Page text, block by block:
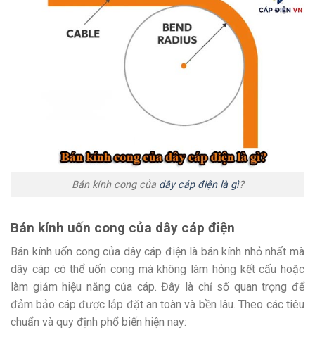
Bán kính cong của dây cáp điện là gì?
Bán kính uốn cong của dây cáp điện
Bán kính uốn cong của dây cáp điện là bán kính nhỏ nhất mà
dây cáp có thể uốn cong mà không làm hỏng kết cấu hoặc
làm giảm hiệu năng của cáp. Đây là chỉ số quan trọng để
đảm bảo cáp được lắp đặt an toàn và bền lâu. Theo các tiêu
chuẩn và quy định phổ biến hiện nay: